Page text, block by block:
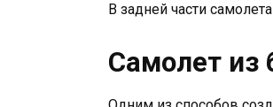
В задней части
Самолет из